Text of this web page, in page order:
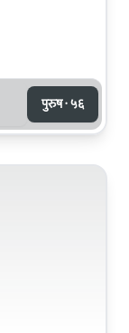
पुरुष · ५६